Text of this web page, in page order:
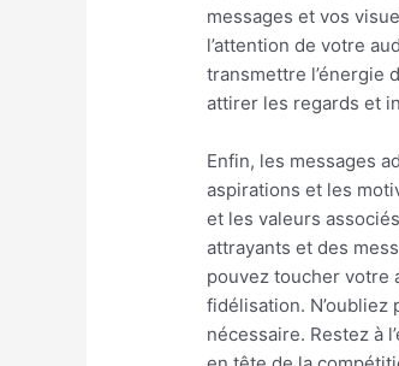
messages et vos
l’attention de votre
transmettre l’énergie
attirer les regards et
Enfin, les messages
aspirations et les
et les valeurs
attrayants et des
pouvez toucher votre
fidélisation. N’oubliez
nécessaire. Restez à